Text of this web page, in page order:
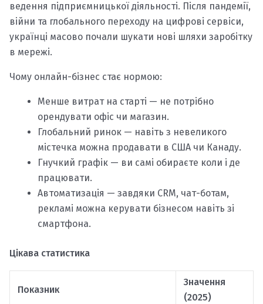
ведення підприємницької діяльності. Після пандемії,
війни та глобального переходу на цифрові сервіси,
українці масово почали шукати нові шляхи заробітку
в мережі.
Чому онлайн-бізнес стає нормою:
Менше витрат на старті — не потрібно
орендувати офіс чи магазин.
Глобальний ринок — навіть з невеликого
містечка можна продавати в США чи Канаду.
Гнучкий графік — ви самі обираєте коли і де
працювати.
Автоматизація — завдяки CRM, чат-ботам,
рекламі можна керувати бізнесом навіть зі
смартфона.
Цікава статистика
Показник
Значення
(2025)